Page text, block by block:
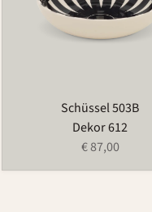
Schüssel 503B
Dekor 612
€ 87,00